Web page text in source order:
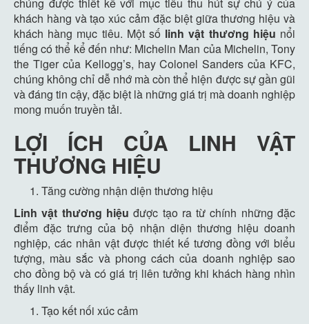
khách hàng và tạo xúc cảm đặc biệt giữa thương hiệu và
khách hàng mục tiêu. Một số linh vật thương hiệu nổi
tiếng có thể kể đến như: Michelin Man của Michelin, Tony
the Tiger của Kellogg’s, hay Colonel Sanders của KFC,
chúng không chỉ dễ nhớ mà còn thể hiện được sự gần gũi
và đáng tin cậy, đặc biệt là những giá trị mà doanh nghiệp
mong muốn truyền tải.
LỢI ÍCH CỦA LINH VẬT
THƯƠNG HIỆU
Tăng cường nhận diện thương hiệu
Linh vật thương hiệu được tạo ra từ chính những đặc
điểm đặc trưng của bộ nhận diện thương hiệu doanh
nghiệp, các nhân vật được thiết kế tương đồng với biểu
tượng, màu sắc và phong cách của doanh nghiệp sao
cho đồng bộ và có giá trị liên tưởng khi khách hàng nhìn
thấy linh vật.
Tạo kết nối xúc cảm